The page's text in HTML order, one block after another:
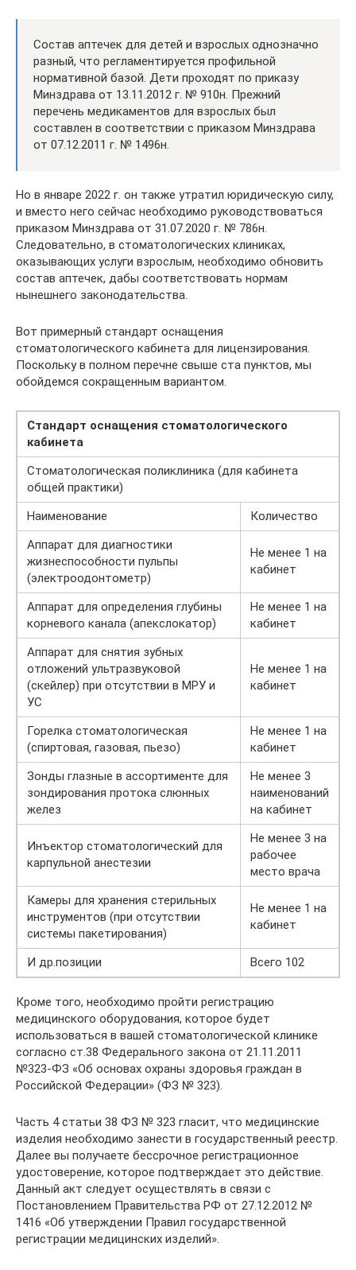
Состав аптечек для детей и взрослых однозначно
разный, что регламентируется профильной
нормативной базой. Дети проходят по приказу
Минздрава от 13.11.2012 г. № 910н. Прежний
перечень медикаментов для взрослых был
составлен в соответствии с приказом Минздрава
от 07.12.2011 г. № 1496н.
Но в январе 2022 г. он также утратил юридическую силу,
и вместо него сейчас необходимо руководствоваться
приказом Минздрава от 31.07.2020 г. № 786н.
Следовательно, в стоматологических клиниках,
оказывающих услуги взрослым, необходимо обновить
состав аптечек, дабы соответствовать нормам
нынешнего законодательства.
Вот примерный стандарт оснащения
стоматологического кабинета для лицензирования.
Поскольку в полном перечне свыше ста пунктов, мы
обойдемся сокращенным вариантом.
Стандарт оснащения стоматологического
кабинета
Стоматологическая поликлиника (для кабинета
общей практики)
Наименование
Количество
Аппарат для диагностики
жизнеспособности пульпы
(электроодонтометр)
Не менее 1 на
кабинет
Аппарат для определения глубины
корневого канала (апекслокатор)
Не менее 1 на
кабинет
Аппарат для снятия зубных
отложений ультразвуковой
(скейлер) при отсутствии в МРУ и
УС
Не менее 1 на
кабинет
Горелка стоматологическая
(спиртовая, газовая, пьезо)
Не менее 1 на
кабинет
Зонды глазные в ассортименте для
зондирования протока слюнных
желез
Не менее 3
наименований
на кабинет
Инъектор стоматологический для
карпульной анестезии
Не менее 3 на
рабочее
место врача
Камеры для хранения стерильных
инструментов (при отсутствии
системы пакетирования)
Не менее 1 на
кабинет
И др.позиции Всего 102
Кроме того, необходимо пройти регистрацию
медицинского оборудования, которое будет
использоваться в вашей стоматологической клинике
согласно ст.38 Федерального закона от 21.11.2011
№323-ФЗ «Об основах охраны здоровья граждан в
Российской Федерации» (ФЗ № 323).
Часть 4 статьи 38 ФЗ № 323 гласит, что медицинские
изделия необходимо занести в государственный реестр.
Далее вы получаете бессрочное регистрационное
удостоверение, которое подтверждает это действие.
Данный акт следует осуществлять в связи с
Постановлением Правительства РФ от 27.12.2012 №
1416 «Об утверждении Правил государственной
регистрации медицинских изделий».